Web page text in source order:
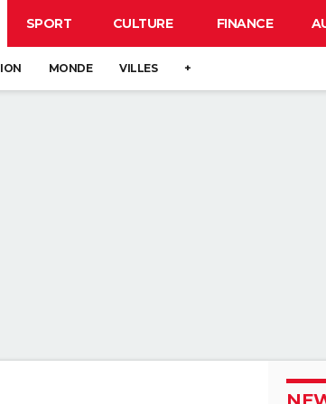
SPORT CULTURE FINANCE
MONDE VILLES +